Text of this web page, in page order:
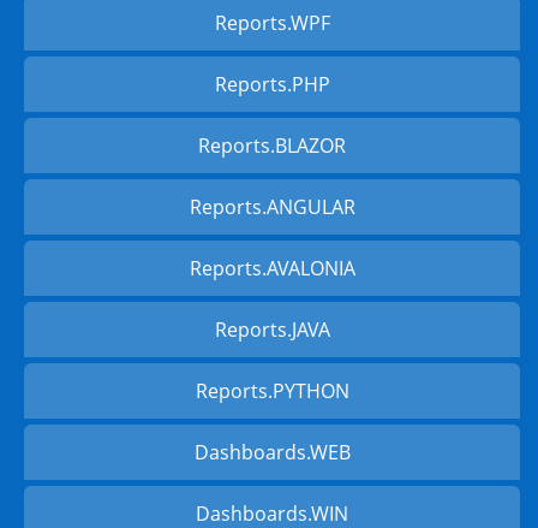
Reports.WPF
Reports.PHP
Reports.BLAZOR
Reports.ANGULAR
Reports.AVALONIA
Reports.JAVA
Reports.PYTHON
Dashboards.WEB
Dashboards.WIN